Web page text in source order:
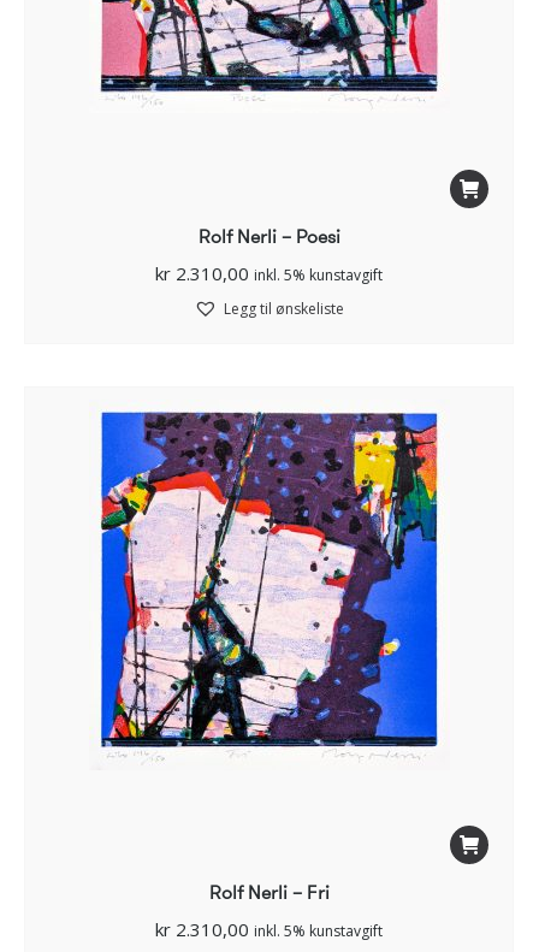
Rolf Nerli – Poesi
kr 2.310,00 inkl. 5% kunstavgift
Legg til ønskeliste
Rolf Nerli – Fri
kr 2.310,00 inkl. 5% kunstavgift